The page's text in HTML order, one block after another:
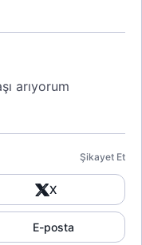
arıyorum
Şikayet Et
X
E-posta